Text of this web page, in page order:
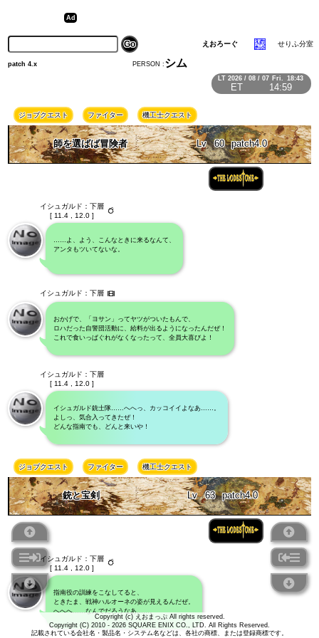
Copyright (c) えおまっぷ All rights reserved.
Copyright (C) 2010 - 2026 SQUARE ENIX CO., LTD. All Rights Reserved.
記載されている会社名・製品名・システム名などは、各社の商標、または登録商標です。
LT 2026 / 08 / 07 Fri. 18:43
ET 14:59
えおろーぐ せりふ分室
PERSON : シム
patch 4.x
ジョブクエスト ファイター 機工士クエスト
師を選ばば冒険者 Lv 60 patch4.0
イシュガルド：下層
[ 11.4 , 12.0 ]
……よ、よう、こんなときに来るなんて、
アンタもツいてないな。
イシュガルド：下層
おかげで、「ヨサン」ってヤツがついたもんで、
ロハだった自警団活動に、給料が出るようになったんだぜ！
これで食いっぱぐれがなくなったって、全員大喜びよ！
イシュガルド：下層
[ 11.4 , 12.0 ]
イシュガルド銃士隊……へへっ、カッコイイよなあ……。
よしっ、気合入ってきたぜ！
どんな指南でも、どんと来いや！
ジョブクエスト ファイター 機工士クエスト
銃と宝剣 Lv 63 patch4.0
イシュガルド：下層
[ 11.4 , 12.0 ]
指南役の訓練をこなしてると、
ときたま、戦神ハルオーネの姿が見えるんだぜ。
へへへ……なんでだろうなあ……。